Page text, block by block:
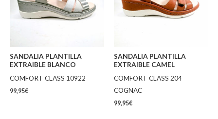
SANDALIA PLANTILLA
EXTRAIBLE BLANCO
COMFORT CLASS 10922
99,95€
SANDALIA PLANTILLA
EXTRAIBLE CAMEL
COMFORT CLASS 204
COGNAC
99,95€